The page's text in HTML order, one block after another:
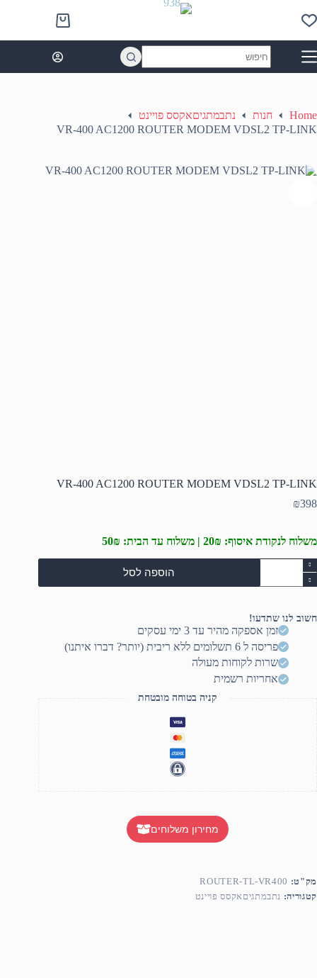
to
content
Shopping
cart
results
Home חנות
נתבמתגיםאקסס פויינט
VR-400 AC1200 ROUTER MODEM VDSL2 TP-LINK
VR-400 AC1200 ROUTER MODEM VDSL2 TP-LINK
₪398
משלוח לנקודת איסוף: 20₪ | משלוח עד הבית: 50₪
כמות
של
VR-
AC1200
ROUTER
MODEM
VDSL2
הוספה לסל
חשוב לנו שתדעו!
זמן אספקה מהיר עד 3 ימי עסקים
פריסה ל 6 תשלומים ללא ריבית (יותר? דברו איתנו)
שרות לקוחות מעולה
אחריות רשמית
קניה בטוחה מובטחת
מחירון משלוחים
מק"ט: ROUTER-TL-VR400
קטגוריה: נתבמתגיםאקסס פויינט